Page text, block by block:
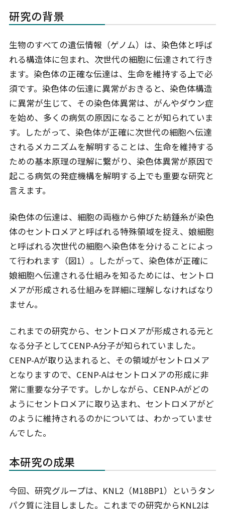
研究の背景
生物のすべての遺伝情報（ゲノム）は、染色体と呼ば
れる構造体に包まれ、次世代の細胞に伝達されて行き
ます。染色体の正確な伝達は、生命を維持する上で必
須です。染色体の伝達に異常がおきると、染色体構造
に異常が生じて、その染色体異常は、がんやダウン症
を始め、多くの病気の原因になることが知られていま
す。したがって、染色体が正確に次世代の細胞へ伝達
されるメカニズムを解明することは、生命を維持する
ための基本原理の理解に繋がり、染色体異常が原因で
起こる病気の発症機構を解明する上でも重要な研究と
言えます。
染色体の伝達は、細胞の両極から伸びた紡錘糸が染色
体のセントロメアと呼ばれる特殊領域を捉え、娘細胞
と呼ばれる次世代の細胞へ染色体を分けることによっ
て行われます（図1）。したがって、染色体が正確に
娘細胞へ伝達される仕組みを知るためには、セントロ
メアが形成される仕組みを詳細に理解しなければなり
ません。
これまでの研究から、セントロメアが形成される元と
なる分子としてCENP-A分子が知られていました。
CENP-Aが取り込まれると、その領域がセントロメア
となりますので、CENP-Aはセントロメアの形成に非
常に重要な分子です。しかしながら、CENP-Aがどの
ようにセントロメアに取り込まれ、セントロメアがど
のように維持されるのかについては、わかっていませ
んでした。
本研究の成果
今回、研究グループは、KNL2（M18BP1）というタン
パク質に注目しました。これまでの研究からKNL2は